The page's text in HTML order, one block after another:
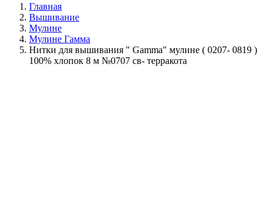
Главная
Вышивание
Мулине
Мулине Гамма
Нитки для вышивания " Gamma" мулине ( 0207- 0819 )
100% хлопок 8 м №0707 св- терракота